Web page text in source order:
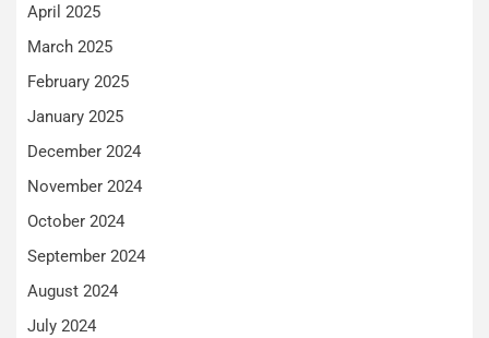
April 2025
March 2025
February 2025
January 2025
December 2024
November 2024
October 2024
September 2024
August 2024
July 2024